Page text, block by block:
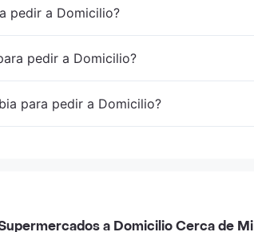
pedir a Domicilio?
pedir a Domicilio?
para pedir a Domicilio?
a Domicilio Cerca de Mi